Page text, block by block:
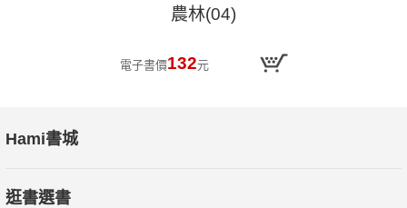
農林(04)
電子書價132元
Hami書城
逛書選書